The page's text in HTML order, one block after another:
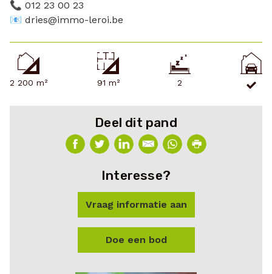
📞 012 23 00 23
📧 dries@immo-leroi.be
2 200 m² 91 m² 2
Deel dit pand
Interesse?
Vraag informatie aan
Doe een bod